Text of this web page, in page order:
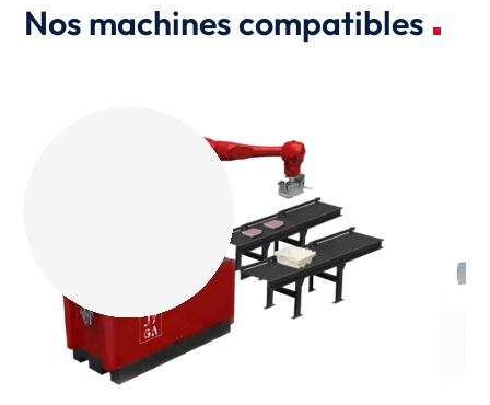
Nos machines compatibles